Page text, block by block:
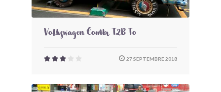
Volkswagen Combi T2B To
27 SEPTEMBRE 2018